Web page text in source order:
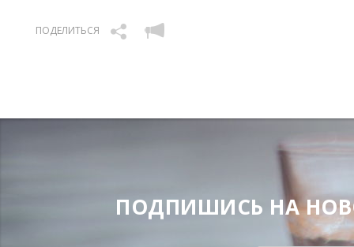
ПОДЕЛИТЬСЯ
ПОДПИШИСЬ НА